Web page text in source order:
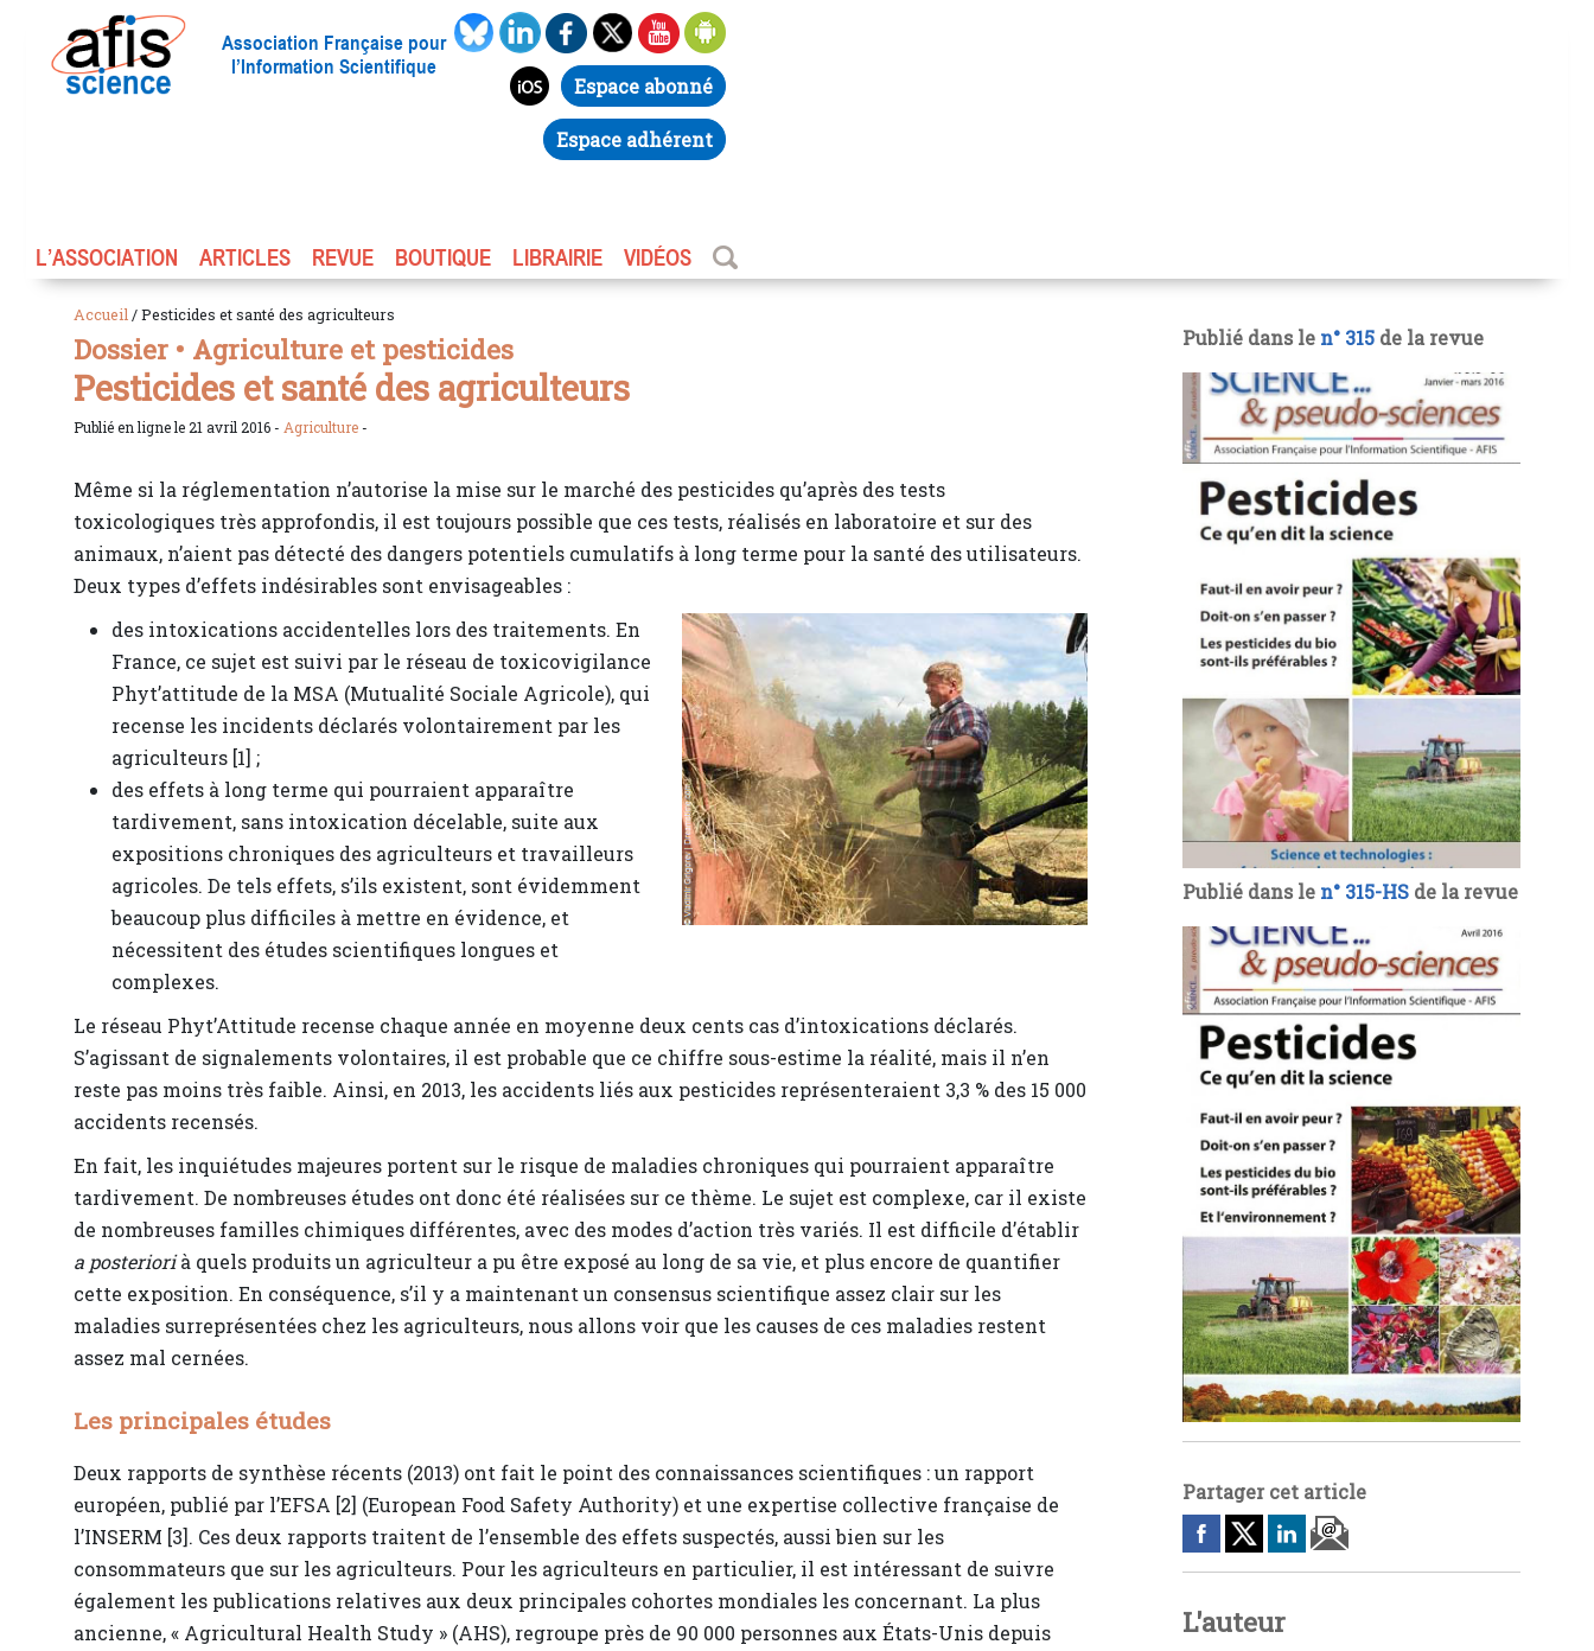
Association Française pour
l’Information Scientifique
Espace abonné
Espace adhérent
L’ASSOCIATION ARTICLES REVUE BOUTIQUE LIBRAIRIE VIDÉOS
Accueil / Pesticides et santé des agriculteurs
Dossier • Agriculture et pesticides
Pesticides et santé des agriculteurs
Publié en ligne le 21 avril 2016 - Agriculture -
Même si la réglementation n’autorise la mise sur le marché des pesticides qu’après des tests
toxicologiques très approfondis, il est toujours possible que ces tests, réalisés en laboratoire et sur des
animaux, n’aient pas détecté des dangers potentiels cumulatifs à long terme pour la santé des utilisateurs.
Deux types d’effets indésirables sont envisageables :
des intoxications accidentelles lors des traitements. En
France, ce sujet est suivi par le réseau de toxicovigilance
Phyt’attitude de la MSA (Mutualité Sociale Agricole), qui
recense les incidents déclarés volontairement par les
agriculteurs [1] ;
des effets à long terme qui pourraient apparaître
tardivement, sans intoxication décelable, suite aux
expositions chroniques des agriculteurs et travailleurs
agricoles. De tels effets, s’ils existent, sont évidemment
beaucoup plus difficiles à mettre en évidence, et
nécessitent des études scientifiques longues et
complexes.
Le réseau Phyt’Attitude recense chaque année en moyenne deux cents cas d’intoxications déclarés.
S’agissant de signalements volontaires, il est probable que ce chiffre sous-estime la réalité, mais il n’en
reste pas moins très faible. Ainsi, en 2013, les accidents liés aux pesticides représenteraient 3,3 % des 15 000
accidents recensés.
En fait, les inquiétudes majeures portent sur le risque de maladies chroniques qui pourraient apparaître
tardivement. De nombreuses études ont donc été réalisées sur ce thème. Le sujet est complexe, car il existe
de nombreuses familles chimiques différentes, avec des modes d’action très variés. Il est difficile d’établir
a posteriorià quels produits un agriculteur a pu être exposé au long de sa vie, et plus encore de quantifier
cette exposition. En conséquence, s’il y a maintenant un consensus scientifique assez clair sur les
maladies surreprésentées chez les agriculteurs, nous allons voir que les causes de ces maladies restent
assez mal cernées.
Les principales études
Deux rapports de synthèse récents (2013) ont fait le point des connaissances scientifiques : un rapport
européen, publié par l’EFSA [2] (European Food Safety Authority) et une expertise collective française de
l’INSERM [3]. Ces deux rapports traitent de l’ensemble des effets suspectés, aussi bien sur les
consommateurs que sur les agriculteurs. Pour les agriculteurs en particulier, il est intéressant de suivre
également les publications relatives aux deux principales cohortes mondiales les concernant. La plus
ancienne, « Agricultural Health Study » (AHS), regroupe près de 90 000 personnes aux États-Unis depuis
Publié dans le n° 315 de la revue
Publié dans le n° 315-HS de la revue
Partager cet article
L'auteur